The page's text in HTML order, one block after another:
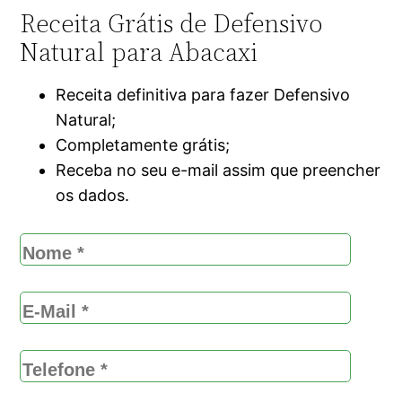
Receita Grátis de Defensivo
Natural para Abacaxi
Receita definitiva para fazer Defensivo
Natural;
Completamente grátis;
Receba no seu e-mail assim que preencher
os dados.